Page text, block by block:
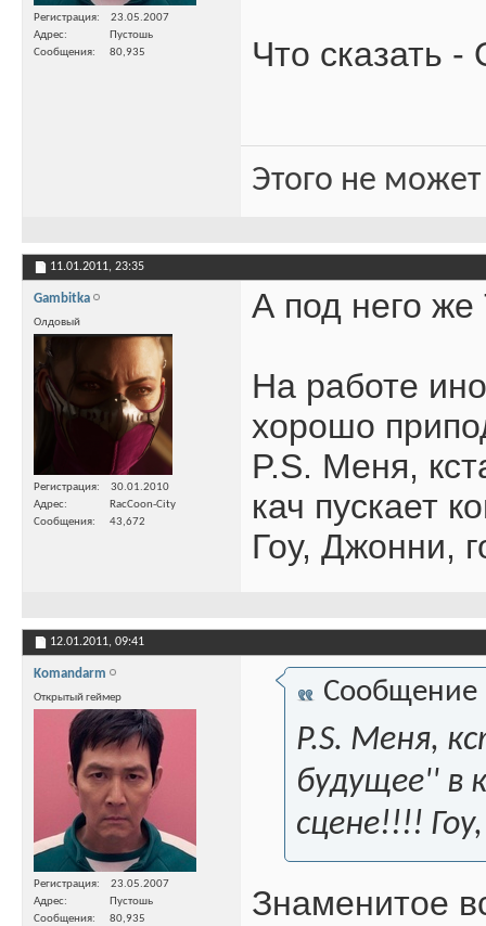
Регистрация
23.05.2007
Адрес
Пустошь
Сообщения
80,935 Что сказать
Этого не
11.01.2011, 23:35
Gambitka
Олдовый
Регистрация
30.01.2010
Адрес
RacCoon-City
Сообщения
43,672
А под него
На работе
хорошо
P.S. Меня,
кач пускает
Гоу, Джонни,
12.01.2011, 09:41
Komandarm
Открытый геймер
Регистрация
23.05.2007
Адрес
Пустошь
Сообщения
80,935
Сообщение
P.S. Меня,
будущее'' в
сцене!!!!
Знаменитое